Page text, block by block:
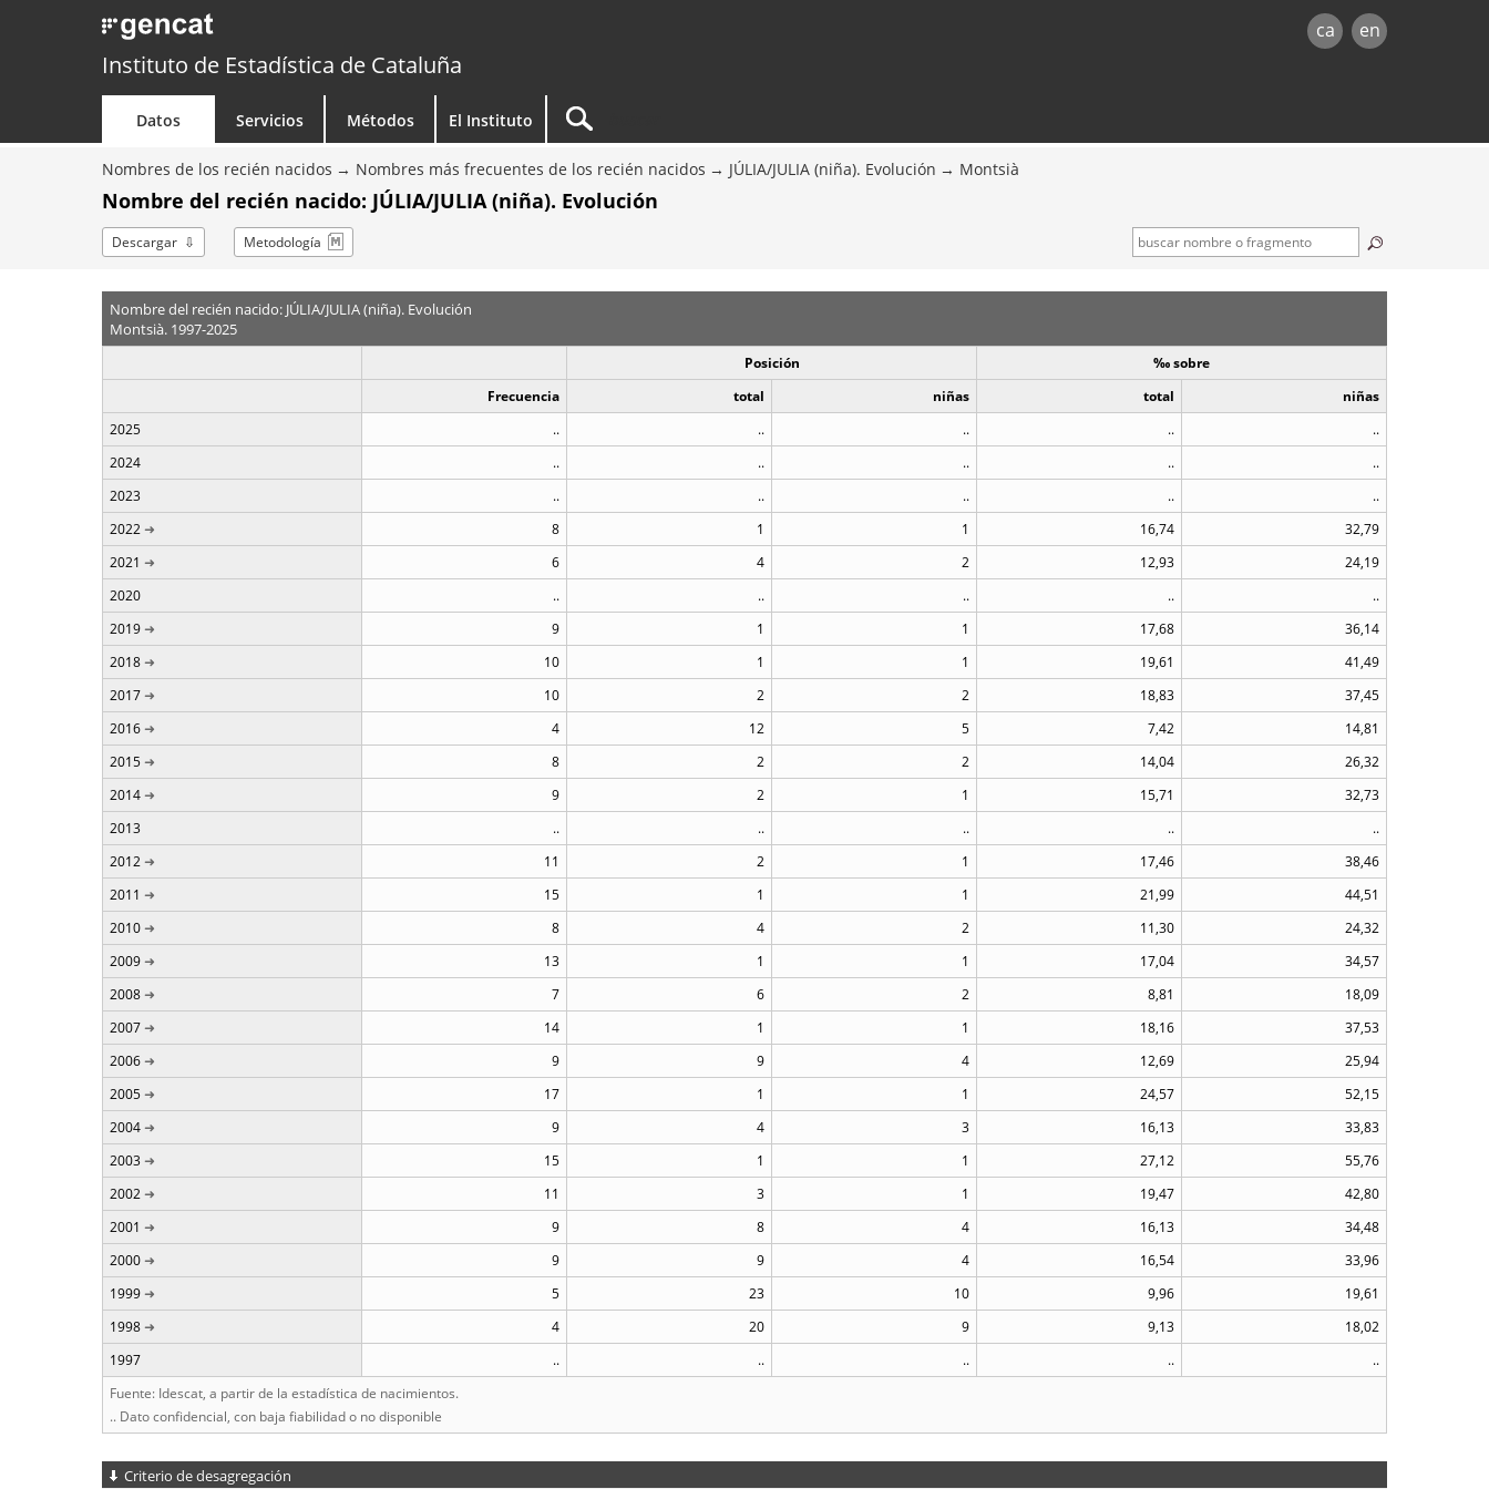
ca en
Instituto de Estadística de Cataluña
Datos Servicios Métodos El Instituto
Nombres de los recién nacidos Nombres más frecuentes de los recién nacidos JÚLIA/JULIA (niña). Evolución Montsià
Nombre del recién nacido: JÚLIA/JULIA (niña). Evolución
Descargar Metodología
Nombre del recién nacido: JÚLIA/JULIA (niña). Evolución
Montsià. 1997-2025
Posición
‰ sobre
Frecuencia
total niñas total
niñas
2025
.. .. .. ..
..
2024
.. .. .. ..
..
2023
.. .. .. ..
..
2022
8 1 1 16,74
32,79
2021
6 4 2 12,93
24,19
2020
.. .. .. ..
..
2019
9 1 1 17,68
36,14
2018
10 1 1 19,61
41,49
2017
10 2 2 18,83
37,45
2016
4 12 5 7,42
14,81
2015
8 2 2 14,04
26,32
2014
9 2 1 15,71
32,73
2013
.. .. .. ..
..
2012
11 2 1 17,46
38,46
2011
15 1 1 21,99
44,51
2010
8 4 2 11,30
24,32
2009
13 1 1 17,04
34,57
2008
7 6 2 8,81
18,09
2007
14 1 1 18,16
37,53
2006
9 9 4 12,69
25,94
2005
17 1 1 24,57
52,15
2004
9 4 3 16,13
33,83
2003
15 1 1 27,12
55,76
2002
11 3 1 19,47
42,80
2001
9 8 4 16,13
34,48
2000
9 9 4 16,54
33,96
1999
5 23 10 9,96
19,61
1998
4 20 9 9,13
18,02
1997
.. .. .. ..
..
Fuente: Idescat, a partir de la estadística de nacimientos.
.. Dato confidencial, con baja fiabilidad o no disponible
Criterio de desagregación